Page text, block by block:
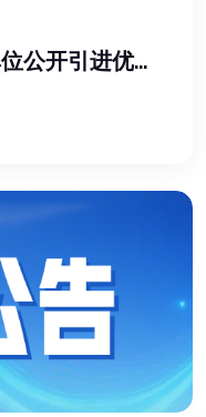
云南昭通市2026年事业单位公开引进优秀紧缺专业技术人才通告（56名）